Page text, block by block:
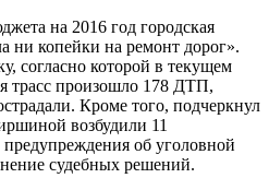
на 2016 год городская
ни копейки на ремонт дорог».
согласно которой в текущем
трасс произошло 178 ДТП,
Кроме того, подчеркнул
возбудили 11
об уголовной
судебных решений.